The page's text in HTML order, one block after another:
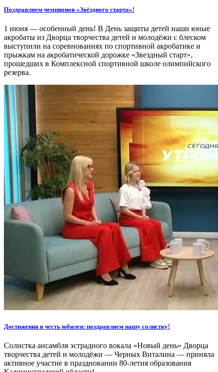
Поздравляем чемпионов «Звёздного старта»!
1 июня — особенный день! В День защиты детей наши юные
акробаты из Дворца творчества детей и молодёжи с блеском
выступили на соревнованиях по спортивной акробатике и
прыжкам на акробатической дорожке «Звездный старт»,
прошедших в Комплексной спортивной школе олимпийского
резерва.
Достижения в честь юбилея: поздравляем нашу солистку!
Солистка ансамбля эстрадного вокала «Новый день» Дворца
творчества детей и молодёжи — Черных Виталина — приняла
активное участие в праздновании 80-летия образования